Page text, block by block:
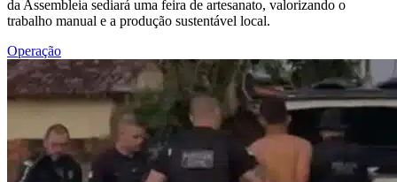
da Assembleia sediará uma feira de artesanato, valorizando o
trabalho manual e a produção sustentável local.
Operação